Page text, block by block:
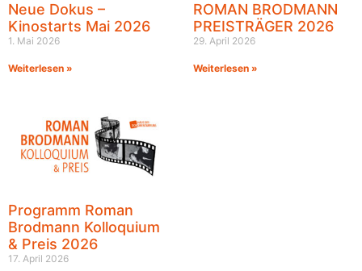
Neue Dokus –
Kinostarts Mai 2026
1. Mai 2026
Weiterlesen »
ROMAN BRODMANN
PREISTRÄGER 2026
29. April 2026
Weiterlesen »
Programm Roman
Brodmann Kolloquium
& Preis 2026
17. April 2026